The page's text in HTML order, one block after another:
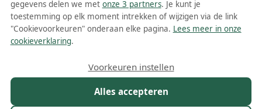
Stefano Lauran dames boots
Meer lezen
Kleur Prijs
gegevens delen we met onze 3 partners. Je kunt je
toestemming op elk moment intrekken of wijzigen via de link
"Cookievoorkeuren" onderaan elke pagina. Lees meer in onze
cookieverklaring.
Alles accepteren
Voorkeuren instellen